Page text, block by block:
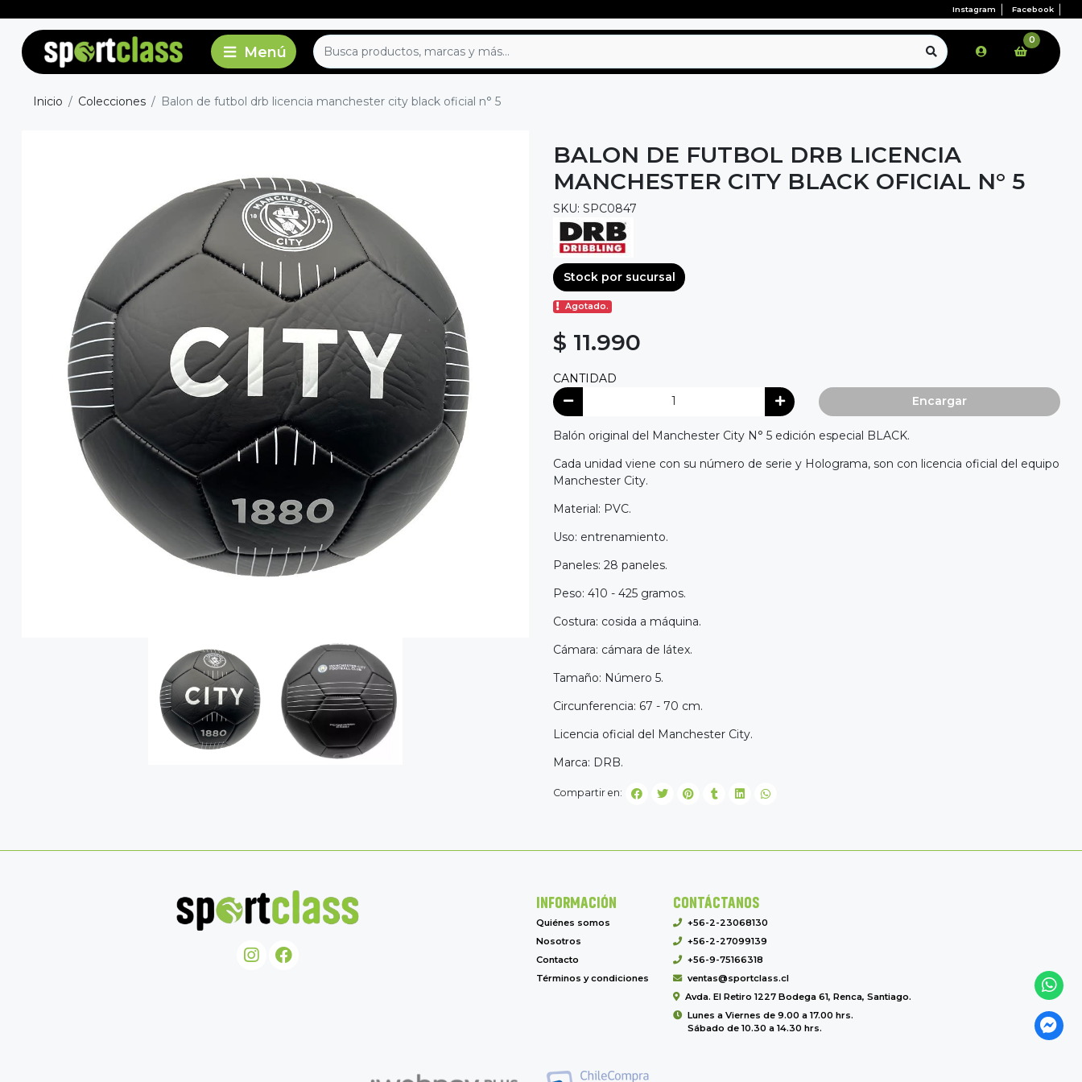
Instagram Facebook
0
Inicio Colecciones Balon de futbol drb licencia manchester city black oficial n° 5
BALON DE FUTBOL DRB LICENCIA
MANCHESTER CITY BLACK OFICIAL N° 5
SKU: SPC0847
Stock por sucursal
Agotado.
$ 11.990
CANTIDAD
Encargar
Balón original del Manchester City N° 5 edición especial BLACK.
Cada unidad viene con su número de serie y Holograma, son con licencia oficial del equipo
Manchester City.
Material: PVC.
Uso: entrenamiento.
Paneles: 28 paneles.
Peso: 410 - 425 gramos.
Costura: cosida a máquina.
Cámara: cámara de látex.
Tamaño: Número 5.
Circunferencia: 67 - 70 cm.
Licencia oficial del Manchester City.
Marca: DRB.
Compartir en:
INFORMACIÓN
Quiénes somos
Nosotros
Contacto
Términos y condiciones
CONTÁCTANOS
+56-2-23068130
+56-2-27099139
+56-9-75166318
ventas@sportclass.cl
Avda. El Retiro 1227 Bodega 61, Renca, Santiago.
Lunes a Viernes de 9.00 a 17.00 hrs.
Sábado de 10.30 a 14.30 hrs.